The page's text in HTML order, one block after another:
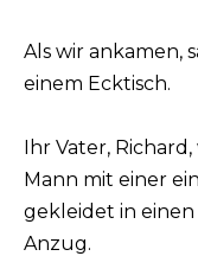
Als wir ankamen,
einem Ecktisch.
Ihr Vater,
Mann mit einer
gekleidet in
Anzug.